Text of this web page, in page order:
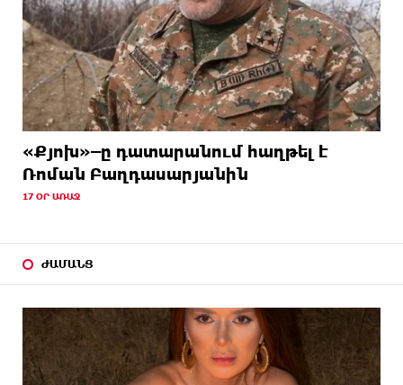
«Քյոխ»–ը դատարանում հաղթել է
Ռոման Բաղդասարյանին
17 ՕՐ ԱՌԱՋ
ԺԱՄԱՆՑ